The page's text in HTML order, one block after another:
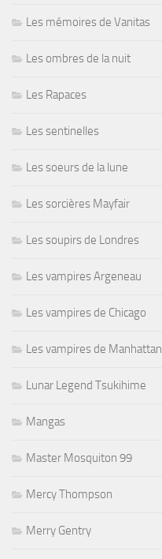
Les mémoires de Vanitas
Les ombres de la nuit
Les Rapaces
Les sentinelles
Les soeurs de la lune
Les sorcières Mayfair
Les soupirs de Londres
Les vampires Argeneau
Les vampires de Chicago
Les vampires de Manhattan
Lunar Legend Tsukihime
Mangas
Master Mosquiton 99
Mercy Thompson
Merry Gentry